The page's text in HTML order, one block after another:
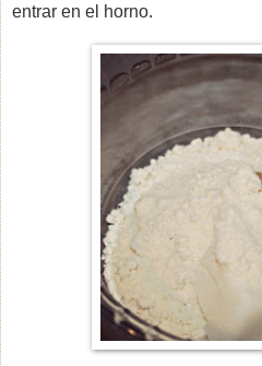
entrar en el horno.